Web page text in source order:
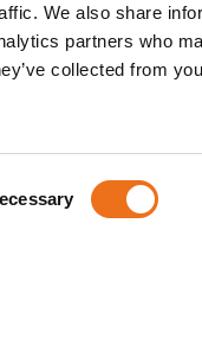
We also share
partners who
collected from